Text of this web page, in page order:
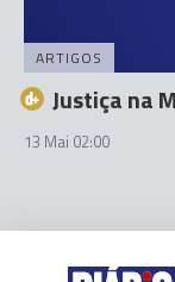
ARTIGOS
Justiça na
13 Mai 02:00